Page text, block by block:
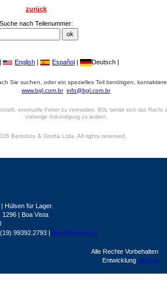
zurück
Suche nach Teilenummer:
| English | Español | Deutsch |
Sie suchen, oder ein spezielles Teil benötigen,
www.bgl.com.br info@bgl.com.br
eventuelle Fehler zu vermeiden. BGL behält sich das Recht
vorherige Ankündigung zu ändern.
Bertoloto & Grotta Ltda. All rights reserved.
Hülsen für Lager.
1296 | Boa Vista
99392.2793 | info@bgl.com.br
Alle Rechte Vorbehalten
Entwicklung Sphera